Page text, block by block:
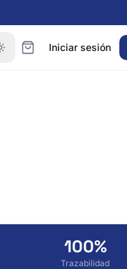
Iniciar sesión
100%
Trazabilidad